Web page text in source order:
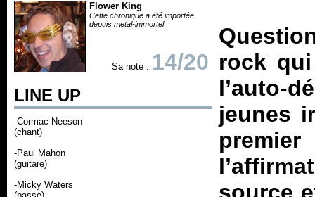
Flower King
Cette chronique a été importée
depuis metal-immortel
Sa note : 14/20
LINE UP
-Cormac Neeson
(chant)
-Paul Mahon
(guitare)
-Micky Waters
rock
l’auto-
jeunes